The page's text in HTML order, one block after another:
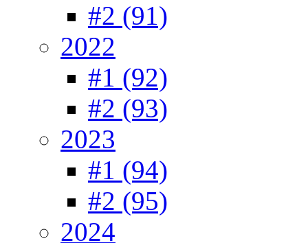
#2 (91)
2022
#1 (92)
#2 (93)
2023
#1 (94)
#2 (95)
2024